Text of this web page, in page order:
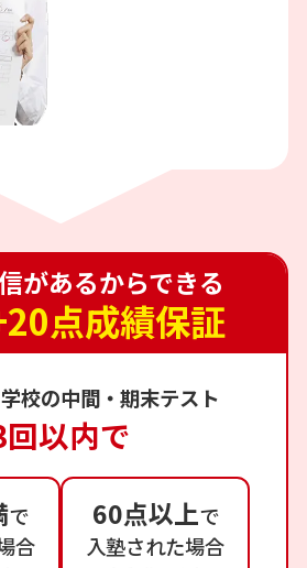
があるからできる
点成績保証
校の中間・期末テスト
以内で
で
合
60点以上で
入塾された場合